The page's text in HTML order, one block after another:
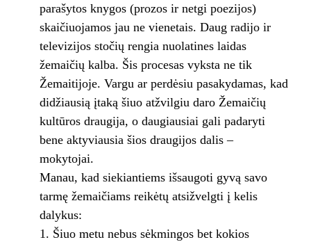
parašytos knygos (prozos ir netgi poezijos)
skaičiuojamos jau ne vienetais. Daug radijo ir
televizijos stočių rengia nuolatines laidas
žemaičių kalba. Šis procesas vyksta ne tik
Žemaitijoje. Vargu ar perdėsiu pasakydamas, kad
didžiausią įtaką šiuo atžvilgiu daro Žemaičių
kultūros draugija, o daugiausiai gali padaryti
bene aktyviausia šios draugijos dalis –
mokytojai.
Manau, kad siekiantiems išsaugoti gyvą savo
tarmę žemaičiams reikėtų atsižvelgti į kelis
dalykus:
Šiuo metu nebus sėkmingos bet kokios